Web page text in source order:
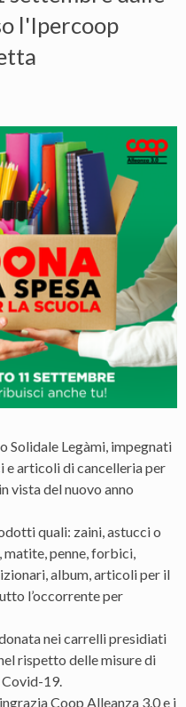
l'Ipercoop
Solidale Legàmi, impegnati
articoli di cancelleria per
vista del nuovo anno
quali: zaini, astucci o
matite, penne, forbici,
album, articoli per il
l’occorrente per
nei carrelli presidiati
rispetto delle misure di
19.
Coop Alleanza 3.0 e i